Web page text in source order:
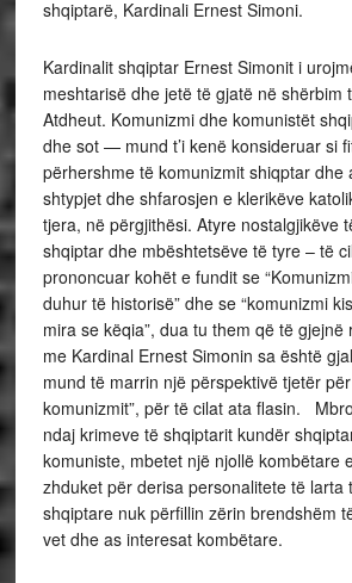
shqiptarë, Kardinali Ernest Simoni.
Kardinalit shqiptar Ernest Simonit i
meshtarisë dhe jetë të gjatë në shërbim
Atdheut. Komunizmi dhe komunistët
dhe sot — mund t’i kenë konsideruar si
përhershme të komunizmit shiqptar dhe
shtypjet dhe shfarosjen e klerikëve
tjera, në përgjithësi. Atyre nostalgjikëve
shqiptar dhe mbështetsëve të tyre – të
prononcuar kohët e fundit se
duhur të historisë” dhe se “komunizmi
mira se këqia”, dua tu them që të gjejnë
me Kardinal Ernest Simonin sa është
mund të marrin një përspektivë tjetër
komunizmit”, për të cilat ata flasin.
ndaj krimeve të shqiptarit kundër
komuniste, mbetet një njollë kombëtare
zhduket për derisa personalitete të larta
shqiptare nuk përfillin zërin brendshëm
vet dhe as interesat kombëtare.